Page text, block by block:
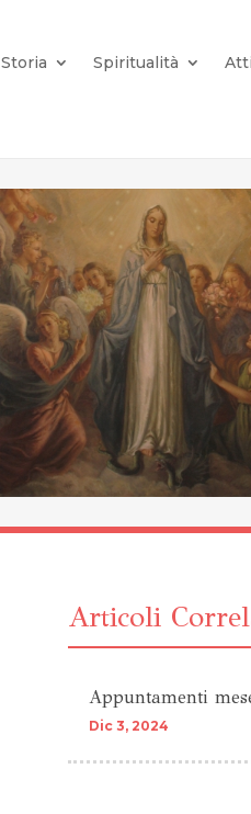
Storia Spiritualità
Articoli
Appuntamenti
Dic 3, 2024